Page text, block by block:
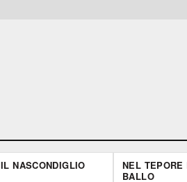
IL NASCONDIGLIO
NEL TEPORE
BALLO